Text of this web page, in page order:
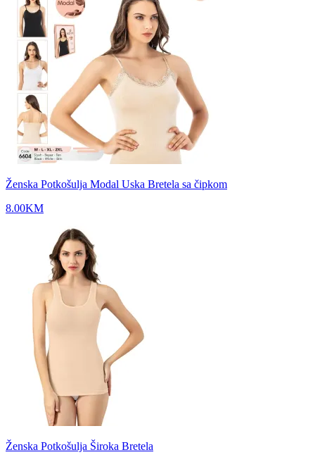
Ženska Potkošulja Modal Uska Bretela sa čipkom
8.00KM
Ženska Potkošulja Široka Bretela